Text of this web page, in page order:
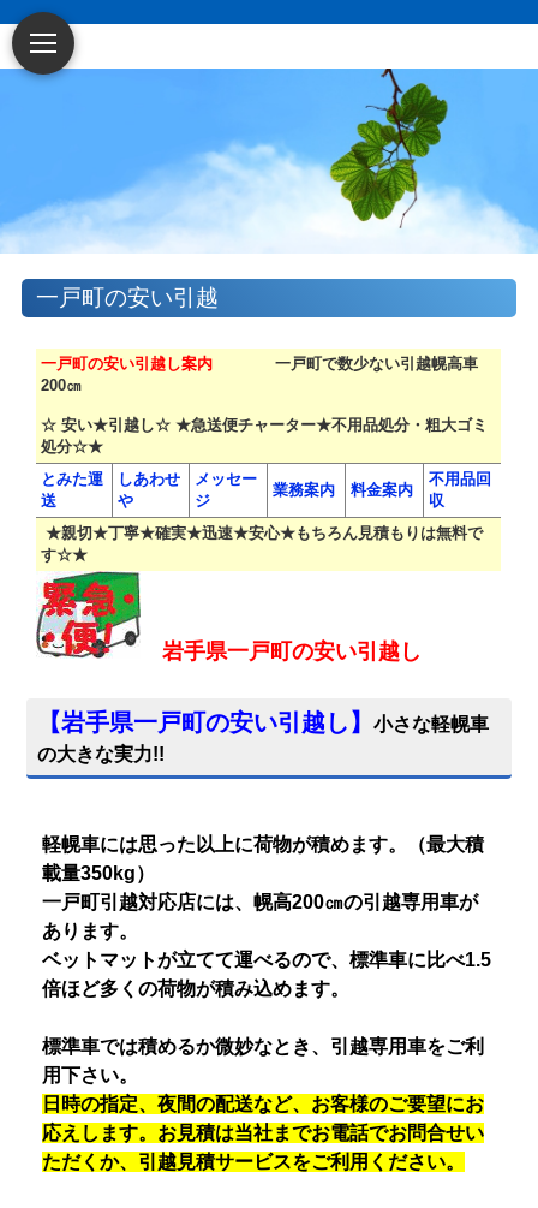
一戸町の安い引越
一戸町の安い引越し案内 一戸町で数少ない引越幌高車
200㎝
☆ 安い★引越し☆ ★急送便チャーター★不用品処分・粗大ゴミ
処分☆★
とみた運
送
しあわせ
や
メッセー
ジ
業務案内 料金案内
不用品回
収
★親切★丁寧★確実★迅速★安心★もちろん見積もりは無料で
す☆★
岩手県一戸町の安い引越し
【岩手県一戸町の安い引越し 】小さな軽幌車
の大きな実力!!
軽幌車には思った以上に荷物が積めます。（最大積
載量350kg）
一戸町引越対応店には、幌高200㎝の引越専用車が
あります。
ベットマットが立てて運べるので、標準車に比べ1.5
倍ほど多くの荷物が積み込めます。
標準車では積めるか微妙なとき、引越専用車をご利
用下さい。
日時の指定、夜間の配送など、お客様のご要望にお
応えします。お見積は当社までお電話でお問合せい
ただくか、引越見積サービスをご利用ください。